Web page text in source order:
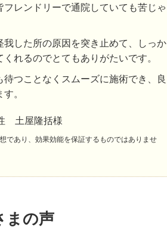
フレンドリーで通院していても苦じゃ
我した所の原因を突き止めて、しっか
くれるのでとてもありがたいです。
待つことなくスムーズに施術でき、良
。
土屋隆括様
であり、効果効能を保証するものではありませ
まの声